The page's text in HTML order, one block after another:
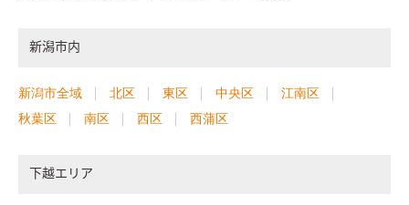
新潟市内
新潟市全域 北区 東区 中央区
江南区
秋葉区
南区 西区 西蒲区
下越エリア